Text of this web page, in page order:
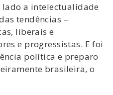
lado a intelectualidade
tendências –
liberais e
e progressistas. E foi
política e preparo
brasileira, o